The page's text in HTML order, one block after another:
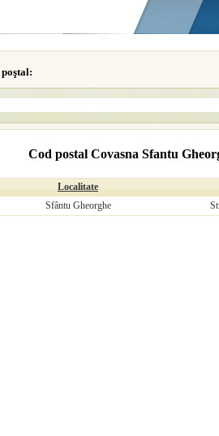
Cod postal Covasna Sfantu
Localitate
Sfântu Gheorghe